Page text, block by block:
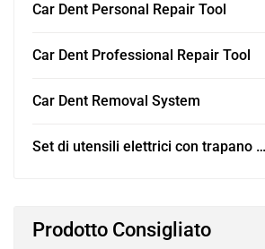
Car Dent Personal Repair Tool
Car Dent Professional Repair Tool
Car Dent Removal System
Set di utensili elettrici con trapano a
Prodotto Consigliato